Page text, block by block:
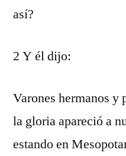
así?
2 Y él dijo:
Varones hermanos y
la gloria apareció a
estando en